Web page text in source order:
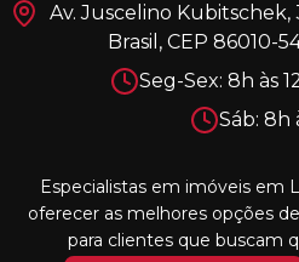
Av. Juscelino Kubitschek,
Brasil, CEP 86010-
Seg-Sex: 8h às
Sáb: 8h
Especialistas em imóveis em
oferecer as melhores opções
para clientes que buscam